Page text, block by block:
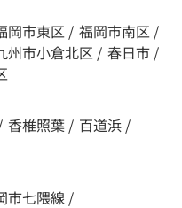
岡市東区 / 福岡市南区 /
州市小倉北区 / 春日市 /
香椎照葉 / 百道浜 /
市七隈線 /